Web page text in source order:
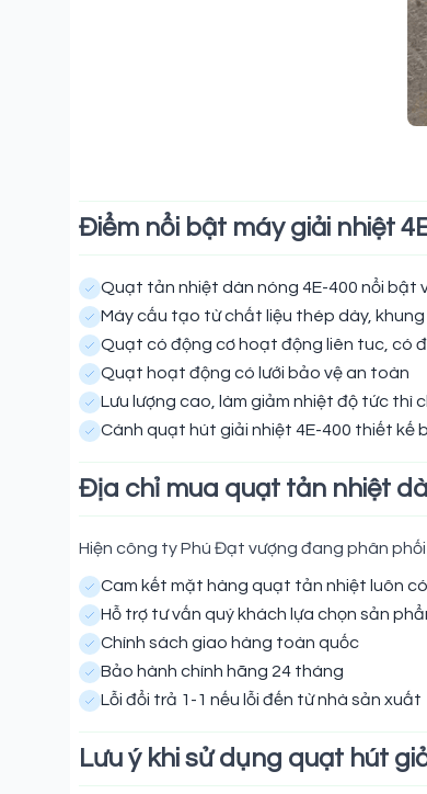
Điểm nổi bật máy giải nhiệt
Quạt tản nhiệt dàn nóng 4E-400 nổi bật
Máy cấu tạo từ chất liệu thép dày, khung
Quạt có động cơ hoạt động liên tuc, có
Quạt hoạt động có lưới bảo vệ an toàn
Lưu lượng cao, làm giảm nhiệt độ tức thì
Cánh quạt hút giải nhiệt 4E-400 thiết kế
Địa chỉ mua quạt tản nhiệt
Hiện công ty Phú Đạt vượng đang phân
Cam kết mặt hàng quạt tản nhiệt luôn
Hỗ trợ tư vấn quý khách lựa chọn sản
Chính sách giao hàng toàn quốc
Bảo hành chính hãng 24 tháng
Lỗi đổi trả 1-1 nếu lỗi đến từ nhà sản xuất
Lưu ý khi sử dụng quạt hút